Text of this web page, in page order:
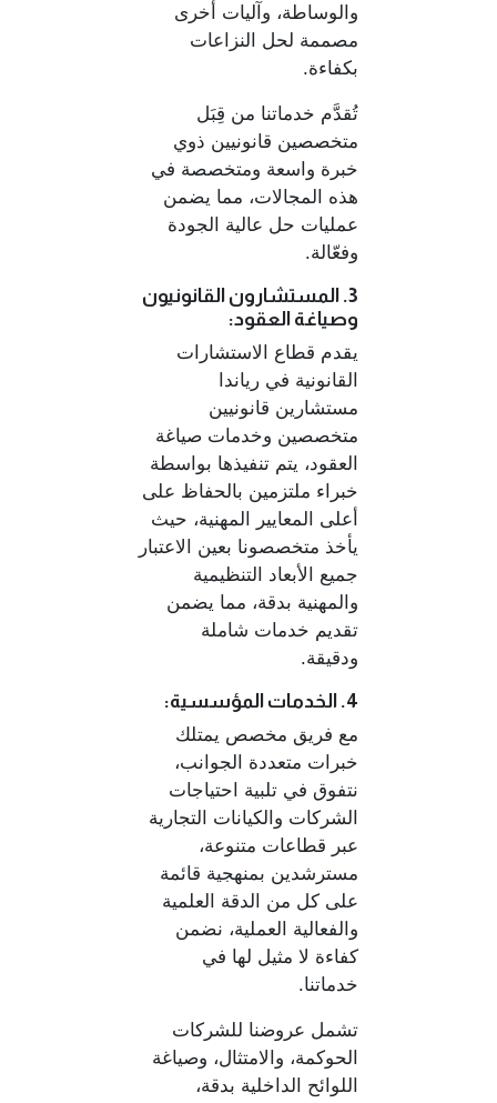
والوساطة، وآليات أخرى
مصممة لحل النزاعات
بكفاءة.
تُقدَّم خدماتنا من قِبَل
متخصصين قانونيين ذوي
خبرة واسعة ومتخصصة في
هذه المجالات، مما يضمن
عمليات حل عالية الجودة
وفعّالة.
3. المستشارون القانونيون
وصياغة العقود:
يقدم قطاع الاستشارات
القانونية في رياندا
مستشارين قانونيين
متخصصين وخدمات صياغة
العقود، يتم تنفيذها بواسطة
خبراء ملتزمين بالحفاظ على
أعلى المعايير المهنية، حيث
يأخذ متخصصونا بعين الاعتبار
جميع الأبعاد التنظيمية
والمهنية بدقة، مما يضمن
تقديم خدمات شاملة
ودقيقة.
4. الخدمات المؤسسية:
مع فريق مخصص يمتلك
خبرات متعددة الجوانب،
نتفوق في تلبية احتياجات
الشركات والكيانات التجارية
عبر قطاعات متنوعة،
مسترشدين بمنهجية قائمة
على كل من الدقة العلمية
والفعالية العملية، نضمن
كفاءة لا مثيل لها في
خدماتنا.
تشمل عروضنا للشركات
الحوكمة، والامتثال، وصياغة
اللوائح الداخلية بدقة،